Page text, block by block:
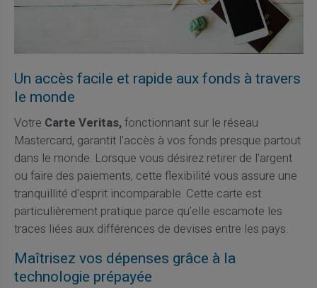
Un accès facile et rapide aux fonds à travers
le monde
Votre Carte Veritas,fonctionnant sur le réseau
Mastercard, garantit l’accès à vos fonds presque partout
dans le monde. Lorsque vous désirez retirer de l'argent
ou faire des paiements, cette flexibilité vous assure une
tranquillité d'esprit incomparable. Cette carte est
particulièrement pratique parce qu'elle escamote les
traces liées aux différences de devises entre les pays.
Maîtrisez vos dépenses grâce à la
technologie prépayée